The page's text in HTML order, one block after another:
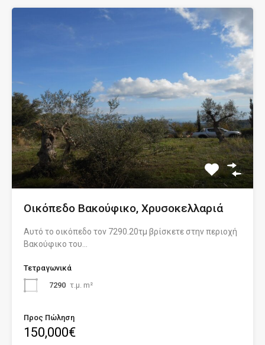
Οικόπεδο Βακούφικο, Χρυσοκελλαριά
Αυτό το οικόπεδο τον 7290.20τμ βρίσκετε στην περιοχή
Bακούφικο του…
Τετραγωνικά
7290 τ.μ. m²
Προς Πώληση
150,000€